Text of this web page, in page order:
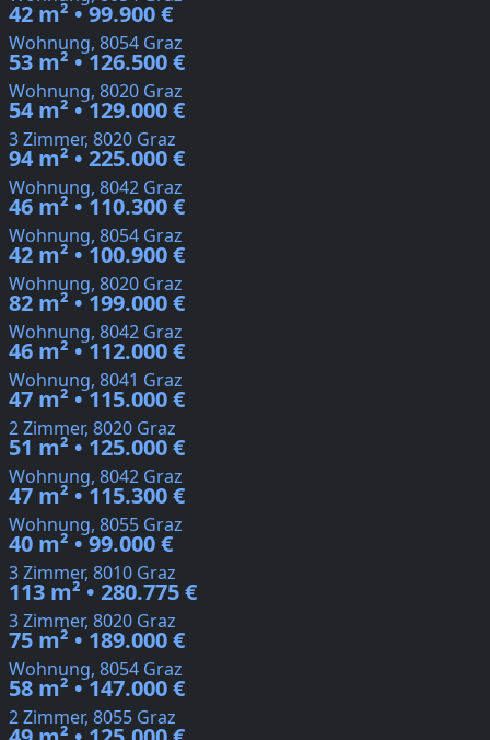
42 m² • 99.900 €
Wohnung, 8054 Graz
53 m² • 126.500 €
Wohnung, 8020 Graz
54 m² • 129.000 €
3 Zimmer, 8020 Graz
94 m² • 225.000 €
Wohnung, 8042 Graz
46 m² • 110.300 €
Wohnung, 8054 Graz
42 m² • 100.900 €
Wohnung, 8020 Graz
82 m² • 199.000 €
Wohnung, 8042 Graz
46 m² • 112.000 €
Wohnung, 8041 Graz
47 m² • 115.000 €
2 Zimmer, 8020 Graz
51 m² • 125.000 €
Wohnung, 8042 Graz
47 m² • 115.300 €
Wohnung, 8055 Graz
40 m² • 99.000 €
3 Zimmer, 8010 Graz
113 m² • 280.775 €
3 Zimmer, 8020 Graz
75 m² • 189.000 €
Wohnung, 8054 Graz
58 m² • 147.000 €
2 Zimmer, 8055 Graz